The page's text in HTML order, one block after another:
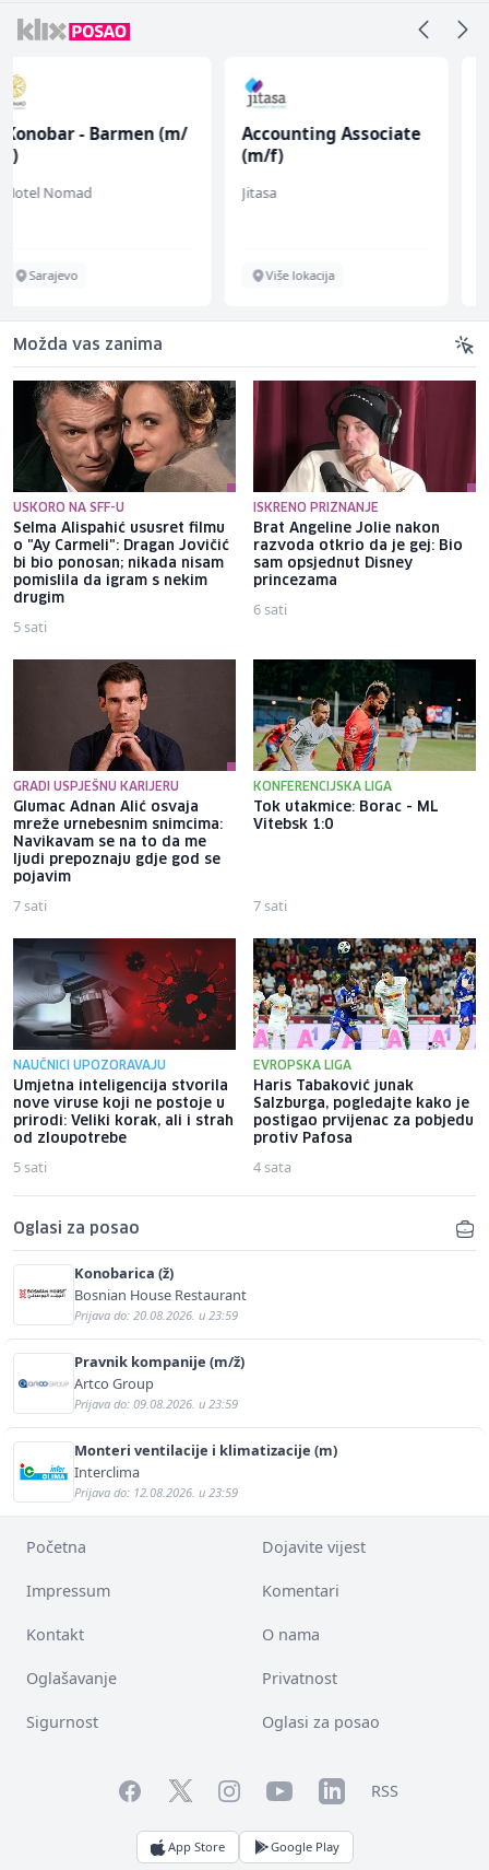
Accounting Associate
Jitasa
Više lokacija
Radnik u proizvodnji
(m/ž)
Conty Plus
Sarajevo
Možda vas zanima
USKORO NA SFF-U
Selma Alispahić ususret filmu
o "Ay Carmeli": Dragan Jovičić
bi bio ponosan; nikada nisam
pomislila da igram s nekim
drugim
5 sati
ISKRENO PRIZNANJE
Brat Angeline Jolie nakon
razvoda otkrio da je gej: Bio
sam opsjednut Disney
princezama
6 sati
GRADI USPJEŠNU KARIJERU
Glumac Adnan Alić osvaja
mreže urnebesnim snimcima:
Navikavam se na to da me
ljudi prepoznaju gdje god se
pojavim
7 sati
KONFERENCIJSKA LIGA
Tok utakmice: Borac - ML
Vitebsk 1:0
7 sati
NAUČNICI UPOZORAVAJU
Umjetna inteligencija stvorila
nove viruse koji ne postoje u
prirodi: Veliki korak, ali i strah
od zloupotrebe
5 sati
EVROPSKA LIGA
Haris Tabaković junak
Salzburga, pogledajte kako je
postigao prvijenac za pobjedu
protiv Pafosa
4 sata
Oglasi za posao
Konobarica (ž)
Bosnian House Restaurant
Prijava do: 20.08.2026. u 23:59
Pravnik kompanije (m/ž)
Artco Group
Prijava do: 09.08.2026. u 23:59
Monteri ventilacije i klimatizacije (m)
Interclima
Prijava do: 12.08.2026. u 23:59
Početna Dojavite vijest
Impressum Komentari
Kontakt O nama
Oglašavanje Privatnost
Sigurnost Oglasi za posao
FacebookTwitterInstagramYouTubeLinkedInRSS
App Store Google Play